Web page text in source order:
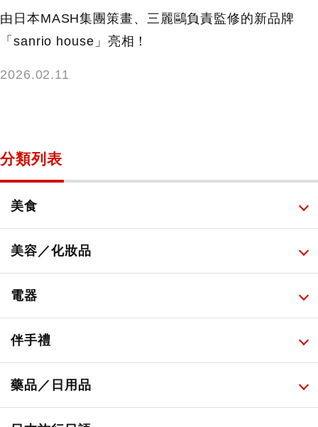
由日本MASH集團策畫、三麗鷗負責監修的新品牌
「sanrio house」亮相！
2026.02.11
分類列表
美食
所有
甜點・菓子
人氣店鋪美食
美容／化妝品
所有
便利商店化妝品
藥妝店化妝品
電器
所有
健康/美容儀器
廚房家電
伴手禮
所有
伴手禮排行榜
藥品／日用品